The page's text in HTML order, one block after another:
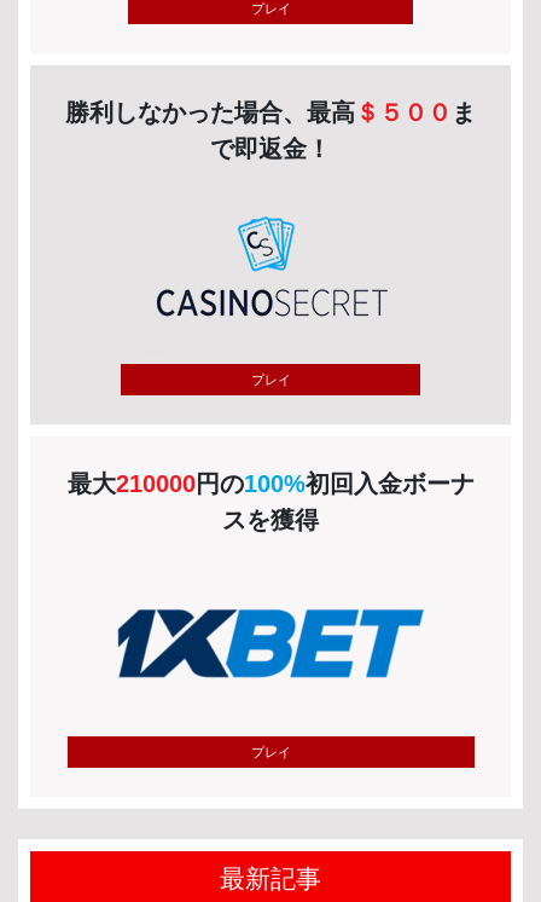
プレイ
勝利しなかった場合、最高 ＄５００ ま
で即返金！
プレイ
最大210000円の100%初回入金ボーナ
スを獲得
プレイ
最新記事